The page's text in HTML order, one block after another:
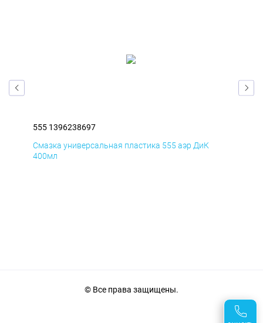
555 1396238697
Смазка универсальная пластика 555 аэр ДиК
400мл
© Все права защищены.